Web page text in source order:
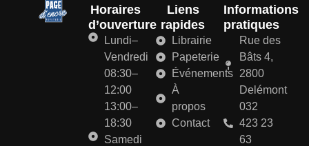
Horaires
d’ouverture
Lundi–
Vendredi
08:30–
12:00
13:00–
18:30
Samedi
Liens
rapides
Librairie
Papeterie
Événements
À
propos
Contact
Informations
pratiques
Rue des
Bâts 4,
2800
Delémont
032
423 23
63